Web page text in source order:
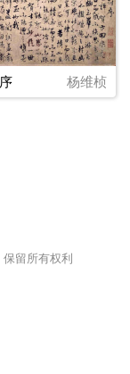
杨维桢
留所有权利